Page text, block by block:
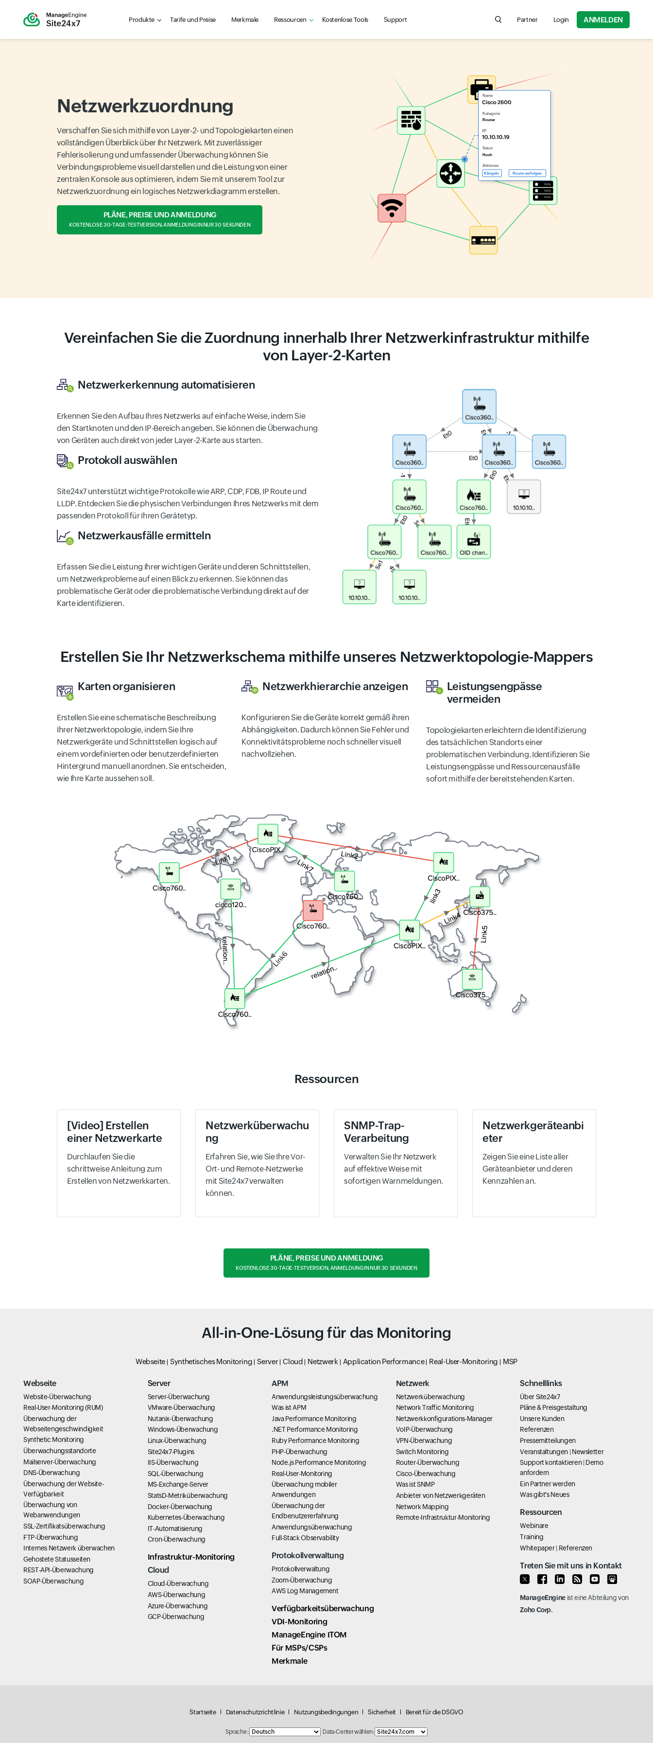
Produkte Tarife und Preise Merkmale Ressourcen Kostenlose Tools Support Search for product information, help articles,
Partner Login ANMELDEN
Netzwerkzuordnung
Verschaffen Sie sich mithilfe von Layer-2- und Topologiekarten einen
vollständigen Überblick über Ihr Netzwerk. Mit zuverlässiger
Fehlerisolierung und umfassender Überwachung können Sie
Verbindungsprobleme visuell darstellen und die Leistung von einer
zentralen Konsole aus optimieren, indem Sie mit unserem Tool zur
Netzwerkzuordnung ein logisches Netzwerkdiagramm erstellen.
PLÄNE, PREISE UND ANMELDUNG
KOSTENLOSE 30-TAGE-TESTVERSION, ANMELDUNG IN NUR 30 SEKUNDEN
Vereinfachen Sie die Zuordnung innerhalb Ihrer Netzwerkinfrastruktur mithilfe
von Layer-2-Karten
Netzwerkerkennung automatisieren
Erkennen Sie den Aufbau Ihres Netzwerks auf einfache Weise, indem Sie
den Startknoten und den IP-Bereich angeben. Sie können die Überwachung
von Geräten auch direkt von jeder Layer-2-Karte aus starten.
Protokoll auswählen
Site24x7 unterstützt wichtige Protokolle wie ARP, CDP, FDB, IP Route und
LLDP. Entdecken Sie die physischen Verbindungen Ihres Netzwerks mit dem
passenden Protokoll für Ihren Gerätetyp.
Netzwerkausfälle ermitteln
Erfassen Sie die Leistung Ihrer wichtigen Geräte und deren Schnittstellen,
um Netzwerkprobleme auf einen Blick zu erkennen. Sie können das
problematische Gerät oder die problematische Verbindung direkt auf der
Karte identifizieren.
Erstellen Sie Ihr Netzwerkschema mithilfe unseres Netzwerktopologie-Mappers
Karten organisieren
Erstellen Sie eine schematische Beschreibung
Ihrer Netzwerktopologie, indem Sie Ihre
Netzwerkgeräte und Schnittstellen logisch auf
einem vordefinierten oder benutzerdefinierten
Hintergrund manuell anordnen. Sie entscheiden,
wie Ihre Karte aussehen soll.
Netzwerkhierarchie anzeigen
Konfigurieren Sie die Geräte korrekt gemäß ihren
Abhängigkeiten. Dadurch können Sie Fehler und
Konnektivitätsprobleme noch schneller visuell
nachvollziehen.
Leistungsengpässe
vermeiden
Topologiekarten erleichtern die Identifizierung
des tatsächlichen Standorts einer
problematischen Verbindung. Identifizieren Sie
Leistungsengpässe und Ressourcenausfälle
sofort mithilfe der bereitstehenden Karten.
Ressourcen
[Video] Erstellen
einer Netzwerkarte
Durchlaufen Sie die
schrittweise Anleitung zum
Erstellen von Netzwerkkarten.
Netzwerküberwachu
ng
Erfahren Sie, wie Sie Ihre Vor-
Ort- und Remote-Netzwerke
mit Site24x7 verwalten
können.
SNMP-Trap-
Verarbeitung
Verwalten Sie Ihr Netzwerk
auf effektive Weise mit
sofortigen Warnmeldungen.
Netzwerkgeräteanbi
eter
Zeigen Sie eine Liste aller
Geräteanbieter und deren
Kennzahlen an.
PLÄNE, PREISE UND ANMELDUNG
KOSTENLOSE 30-TAGE-TESTVERSION, ANMELDUNG IN NUR 30 SEKUNDEN
All-in-One-Lösung für das Monitoring
Webseite Synthetisches Monitoring Server Cloud Netzwerk Application Performance Real-User-Monitoring MSP
Webseite
Website-Überwachung
Real-User-Monitoring (RUM)
Überwachung der
Webseitengeschwindigkeit
Synthetic Monitoring
Überwachungsstandorte
Mailserver-Überwachung
DNS-Überwachung
Überwachung der Website-
Verfügbarkeit
Überwachung von
Webanwendungen
SSL-Zertifikatsüberwachung
FTP-Überwachung
Internes Netzwerk überwachen
Gehostete Statusseiten
REST-API-Überwachung
SOAP-Überwachung
Server
Server-Überwachung
VMware-Überwachung
Nutanix-Überwachung
Windows-Überwachung
Linux-Überwachung
Site24x7-Plugins
IIS-Überwachung
SQL-Überwachung
MS-Exchange-Server
StatsD-Metriküberwachung
Docker-Überwachung
Kubernetes-Überwachung
IT-Automatisierung
Cron-Überwachung
Infrastruktur-Monitoring
Cloud
Cloud-Überwachung
AWS-Überwachung
Azure-Überwachung
GCP-Überwachung
APM
Anwendungsleistungsüberwachung
Was ist APM
Java Performance Monitoring
.NET Performance Monitoring
Ruby Performance Monitoring
PHP-Überwachung
Node.js Performance Monitoring
Real-User-Monitoring
Überwachung mobiler
Anwendungen
Überwachung der
Endbenutzererfahrung
Anwendungsüberwachung
Full-Stack Observability
Protokollverwaltung
Protokollverwaltung
Zoom-Überwachung
AWS Log Management
Verfügbarkeitsüberwachung
VDI-Monitoring
ManageEngine ITOM
Für MSPs/CSPs
Merkmale
Netzwerk
Netzwerküberwachung
Network Traffic Monitoring
Netzwerkkonfigurations-Manager
VoIP-Überwachung
VPN-Überwachung
Switch Monitoring
Router-Überwachung
Cisco-Überwachung
Was ist SNMP
Anbieter von Netzwerkgeräten
Network Mapping
Remote-Infrastruktur-Monitoring
Schnelllinks
Über Site24x7
Pläne & Preisgestaltung
Unsere Kunden
Referenzen
Pressemitteilungen
Veranstaltungen|Newsletter
Support kontaktieren|Demo
anfordern
Ein Partner werden
Was gibt's Neues
Ressourcen
Webinare
Training
Whitepaper| Referenzen
Treten Sie mit uns in Kontakt
ManageEngine ist eine Abteilung von
Zoho Corp.
Startseite Datenschutzrichtlinie Nutzungsbedingungen Sicherheit Bereit für die DSGVO
Sprache : Data-Center wählen: